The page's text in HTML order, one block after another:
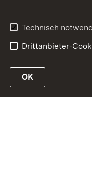
Technisch
Drittanbieter-
OK